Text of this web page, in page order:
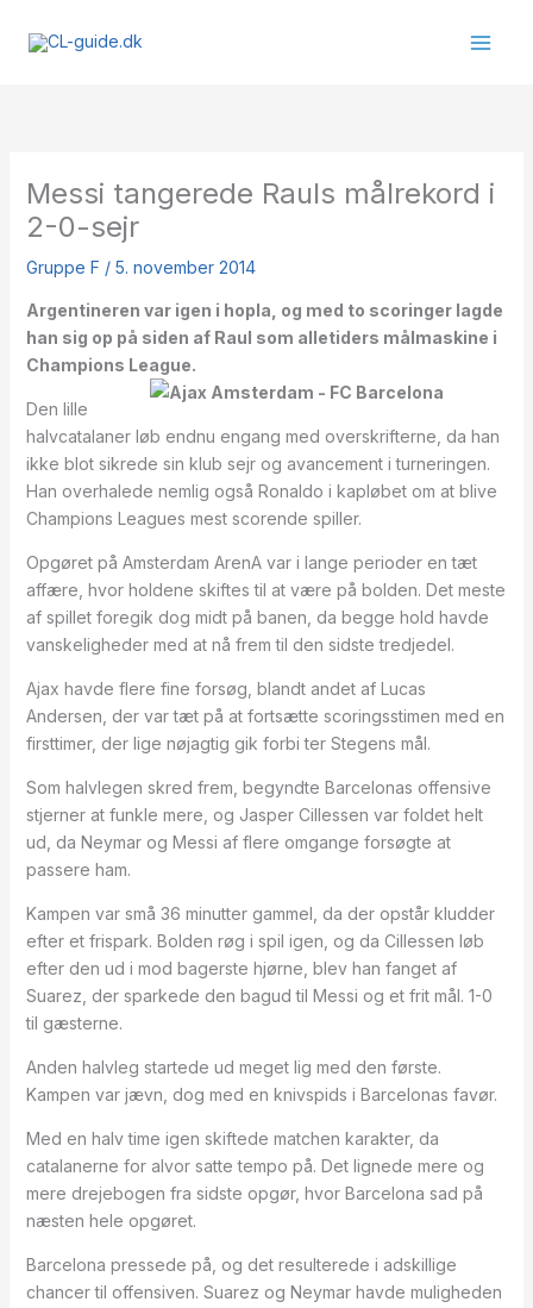
Messi tangerede Rauls målrekord i
2-0-sejr
Gruppe F / 5. november 2014
Argentineren var igen i hopla, og med to scoringer lagde
han sig op på siden af Raul som alletiders målmaskine i
Champions League.
Den lille
halvcatalaner løb endnu engang med overskrifterne, da han
ikke blot sikrede sin klub sejr og avancement i turneringen.
Han overhalede nemlig også Ronaldo i kapløbet om at blive
Champions Leagues mest scorende spiller.
Opgøret på Amsterdam ArenA var i lange perioder en tæt
affære, hvor holdene skiftes til at være på bolden. Det meste
af spillet foregik dog midt på banen, da begge hold havde
vanskeligheder med at nå frem til den sidste tredjedel.
Ajax havde flere fine forsøg, blandt andet af Lucas
Andersen, der var tæt på at fortsætte scoringsstimen med en
firsttimer, der lige nøjagtig gik forbi ter Stegens mål.
Som halvlegen skred frem, begyndte Barcelonas offensive
stjerner at funkle mere, og Jasper Cillessen var foldet helt
ud, da Neymar og Messi af flere omgange forsøgte at
passere ham.
Kampen var små 36 minutter gammel, da der opstår kludder
efter et frispark. Bolden røg i spil igen, og da Cillessen løb
efter den ud i mod bagerste hjørne, blev han fanget af
Suarez, der sparkede den bagud til Messi og et frit mål. 1-0
til gæsterne.
Anden halvleg startede ud meget lig med den første.
Kampen var jævn, dog med en knivspids i Barcelonas favør.
Med en halv time igen skiftede matchen karakter, da
catalanerne for alvor satte tempo på. Det lignede mere og
mere drejebogen fra sidste opgør, hvor Barcelona sad på
næsten hele opgøret.
Barcelona pressede på, og det resulterede i adskillige
chancer til offensiven. Suarez og Neymar havde muligheden